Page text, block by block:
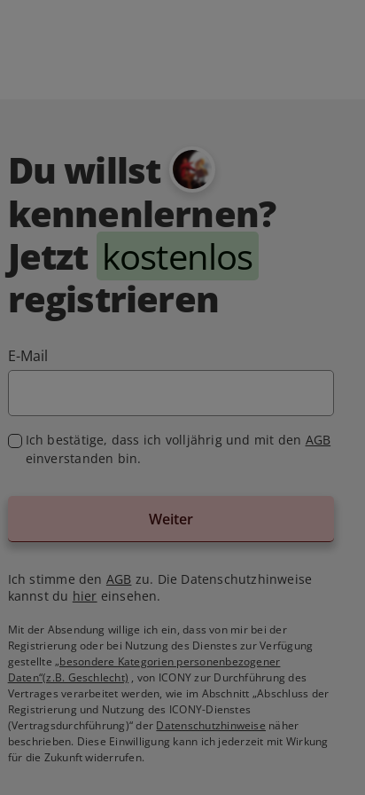
Du willst
kennenlernen?
Jetzt kostenlos
registrieren
E-Mail
Ich bestätige, dass ich volljährig und mit den AGB
einverstanden bin.
Weiter
Ich stimme den AGB zu. Die Datenschutzhinweise
kannst du hier einsehen.
Mit der Absendung willige ich ein, dass von mir bei der
Registrierung oder bei Nutzung des Dienstes zur Verfügung
gestellte„besondere Kategorien personenbezogener
Daten“(z.B. Geschlecht) , von ICONY zur Durchführung des
Vertrages verarbeitet werden, wie im Abschnitt „Abschluss der
Registrierung und Nutzung des ICONY-Dienstes
(Vertragsdurchführung)“ der Datenschutzhinweise näher
beschrieben. Diese Einwilligung kann ich jederzeit mit Wirkung
für die Zukunft widerrufen.